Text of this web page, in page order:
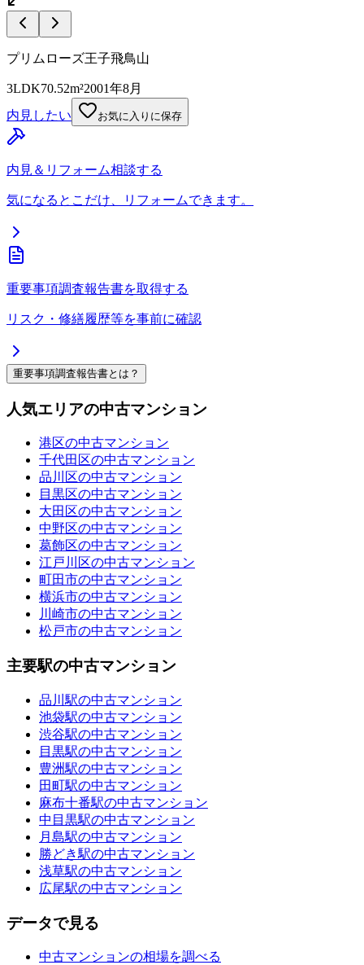
プリムローズ王子飛鳥山
3LDK70.52m²2001年8月
内見したい
お気に入りに保存
内見＆リフォーム相談する
気になるとこだけ、リフォームできます。
重要事項調査報告書を取得する
リスク・修繕履歴等を事前に確認
重要事項調査報告書とは？
人気エリアの中古マンション
港区の中古マンション
千代田区の中古マンション
品川区の中古マンション
目黒区の中古マンション
大田区の中古マンション
中野区の中古マンション
葛飾区の中古マンション
江戸川区の中古マンション
町田市の中古マンション
横浜市の中古マンション
川崎市の中古マンション
松戸市の中古マンション
主要駅の中古マンション
品川駅の中古マンション
池袋駅の中古マンション
渋谷駅の中古マンション
目黒駅の中古マンション
豊洲駅の中古マンション
田町駅の中古マンション
麻布十番駅の中古マンション
中目黒駅の中古マンション
月島駅の中古マンション
勝どき駅の中古マンション
浅草駅の中古マンション
広尾駅の中古マンション
データで見る
中古マンションの相場を調べる